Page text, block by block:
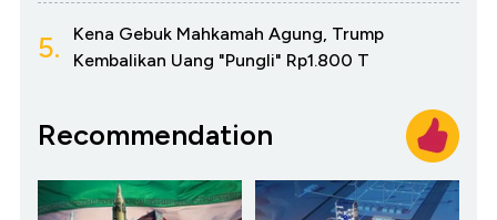
5.
Kena Gebuk Mahkamah Agung, Trump
Kembalikan Uang "Pungli" Rp1.800 T
Recommendation